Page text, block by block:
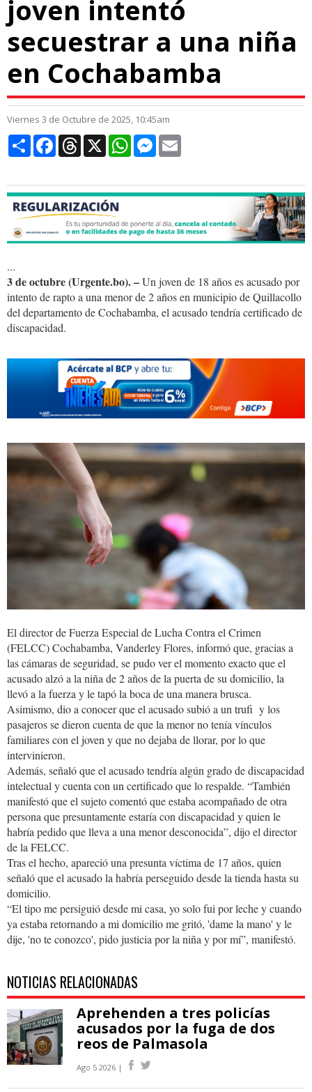
joven intentó
secuestrar a una niña
en Cochabamba
Viernes 3 de Octubre de 2025, 10:45am
CompartirFacebookThreads
X WhatsAppMessenger
...
3 de octubre (Urgente.bo). –Un joven de 18 años es acusado por
intento de rapto a una menor de 2 años en municipio de Quillacollo
del departamento de Cochabamba, el acusado tendría certificado de
discapacidad.
secuestro
niña.webp
El director de Fuerza Especial de Lucha Contra el Crimen
(FELCC) Cochabamba, Vanderley Flores, informó que, gracias a
las cámaras de seguridad, se pudo ver el momento exacto que el
acusado alzó a la niña de 2 años de la puerta de su domicilio, la
llevó a la fuerza y le tapó la boca de una manera brusca.
Asimismo, dio a conocer que el acusado subió a un trufi y los
pasajeros se dieron cuenta de que la menor no tenía vínculos
familiares con el joven y que no dejaba de llorar, por lo que
intervinieron.
Además, señaló que el acusado tendría algún grado de discapacidad
intelectual y cuenta con un certificado que lo respalde. “También
manifestó que el sujeto comentó que estaba acompañado de otra
persona que presuntamente estaría con discapacidad y quien le
habría pedido que lleva a una menor desconocida”, dijo el director
de la FELCC.
Tras el hecho, apareció una presunta víctima de 17 años, quien
señaló que el acusado la habría perseguido desde la tienda hasta su
domicilio.
“El tipo me persiguió desde mi casa, yo solo fui por leche y cuando
ya estaba retornando a mi domicilio me gritó, 'dame la mano' y le
dije, 'no te conozco', pido justicia por la niña y por mí”, manifestó.
NOTICIAS RELACIONADAS
Aprehenden a tres policías
acusados por la fuga de dos
reos de Palmasola
Ago 5 2026 |